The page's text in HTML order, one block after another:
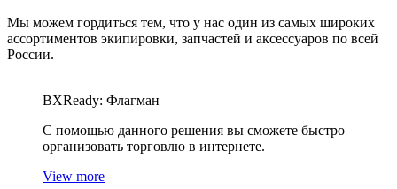
Мы можем гордиться тем, что у нас один из самых широких
ассортиментов экипировки, запчастей и аксессуаров по всей
России.
BXReady: Флагман
С помощью данного решения вы сможете быстро
организовать торговлю в интернете.
View more